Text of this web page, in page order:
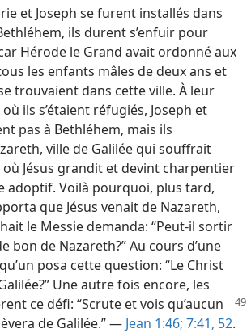
et Joseph se furent installés dans
ils durent s’enfuir pour
Hérode le Grand avait ordonné aux
les enfants mâles de deux ans et
trouvaient dans cette ville. À leur
ils s’étaient réfugiés, Joseph et
pas à Bethléhem, mais ils
ville de Galilée qui souffrait
où Jésus grandit et devint charpentier
adoptif. Voilà pourquoi, plus tard,
que Jésus venait de Nazareth,
le Messie demanda: “Peut-​il sortir
bon de Nazareth?” Au cours d’une
posa cette question: “Le Christ
Une autre fois encore, les
ce défi: “Scrute et vois qu’aucun
de Galilée.” — Jean 1:46; 7:41, 52.